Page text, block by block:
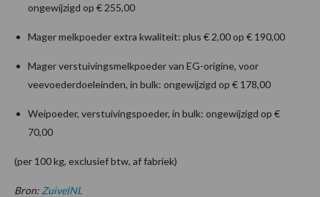
ongewijzigd op € 255,00
Mager melkpoeder extra kwaliteit: plus € 2,00 op € 190,00
Mager verstuivingsmelkpoeder van EG-origine, voor
veevoederdoeleinden, in bulk: ongewijzigd op € 178,00
Weipoeder, verstuivingspoeder, in bulk: ongewijzigd op €
70,00
(per 100 kg, exclusief btw, af fabriek)
Bron: ZuivelNL